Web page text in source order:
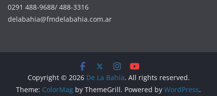
0291 488-9688/ 488-3316
delabahia@fmdelabahia.com.ar
Copyright © 2026 De La Bahia. All rights reserved.
Theme: ColorMag by ThemeGrill. Powered by WordPress.